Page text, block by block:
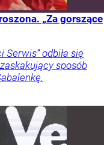
„Za gorszące
Serwis” odbiła się
sposób